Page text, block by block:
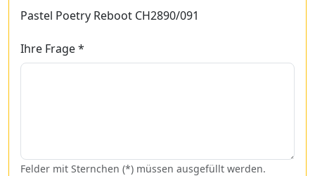
Pastel Poetry Reboot CH2890/091
Ihre Frage *
Felder mit Sternchen (*) müssen ausgefüllt werden.